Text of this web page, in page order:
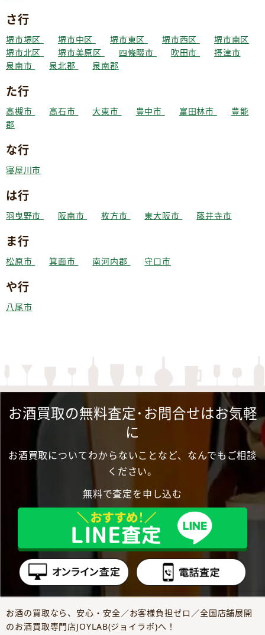
さ行
堺市堺区 堺市中区 堺市東区 堺市西区
堺市南区
堺市北区
堺市美原区 四條畷市 吹田市
摂津市
泉南市
泉北郡 泉南郡
た行
高槻市 高石市 大東市 豊中市 富田林市
豊能
郡
な行
寝屋川市
は行
羽曳野市 阪南市 枚方市 東大阪市 藤井寺市
ま行
松原市 箕面市 南河内郡 守口市
や行
八尾市
お酒買取の無料査定･お問合せはお気軽
に
お酒買取についてわからないことなど、なんでもご相談
ください。
無料で査定を申し込む
お酒の買取なら、安心・安全／お客様負担ゼロ／全国店舗展開
のお酒買取専門店JOYLAB(ジョイラボ)へ！